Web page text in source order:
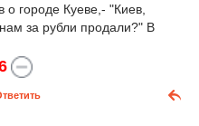
городе Куеве,- "Киев,
за рубли продали?" В